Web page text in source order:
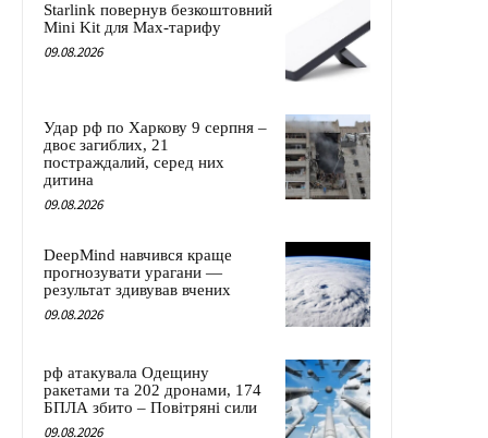
Starlink повернув безкоштовний
Mini Kit для Max-тарифу
09.08.2026
Удар рф по Харкову 9 серпня –
двоє загиблих, 21
постраждалий, серед них
дитина
09.08.2026
DeepMind навчився краще
прогнозувати урагани —
результат здивував вчених
09.08.2026
рф атакувала Одещину
ракетами та 202 дронами, 174
БПЛА збито – Повітряні сили
09.08.2026